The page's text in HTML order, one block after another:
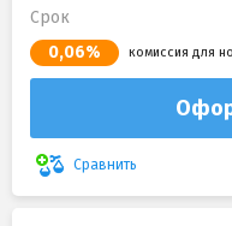
Срок
0,06% комиссия для
Сравнить